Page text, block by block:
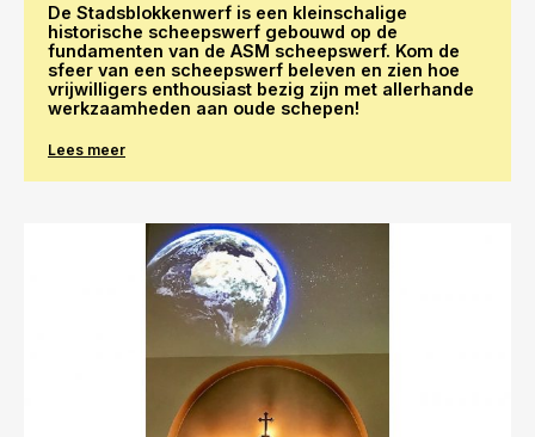
De Stadsblokkenwerf is een kleinschalige
historische scheepswerf gebouwd op de
fundamenten van de ASM scheepswerf. Kom de
sfeer van een scheepswerf beleven en zien hoe
vrijwilligers enthousiast bezig zijn met allerhande
werkzaamheden aan oude schepen!
Lees meer